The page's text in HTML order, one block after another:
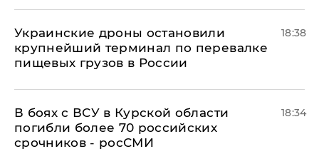
Украинские дроны остановили
крупнейший терминал по перевалке
пищевых грузов в России
18:38
В боях с ВСУ в Курской области
погибли более 70 российских
срочников - росСМИ
18:34